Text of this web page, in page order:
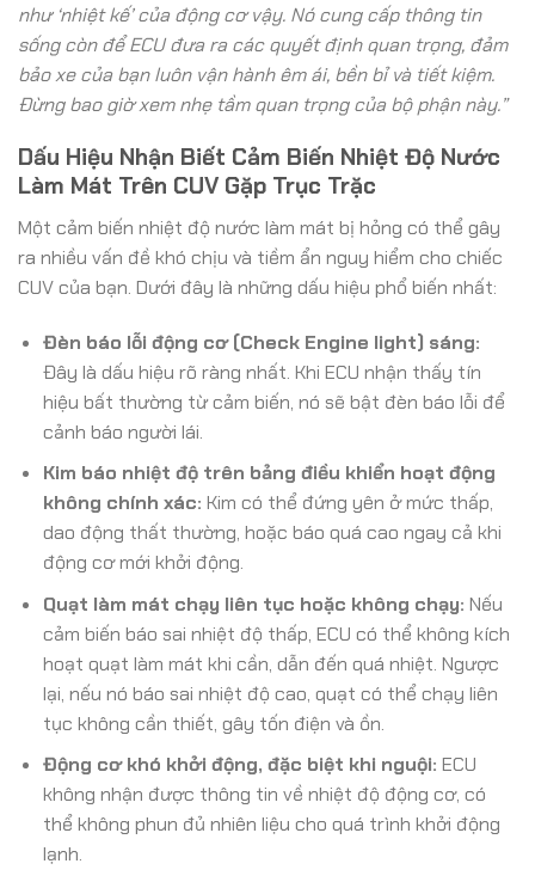
như ‘nhiệt kế’ của động cơ vậy. Nó cung cấp thông tin
sống còn để ECU đưa ra các quyết định quan trọng, đảm
bảo xe của bạn luôn vận hành êm ái, bền bỉ và tiết kiệm.
Đừng bao giờ xem nhẹ tầm quan trọng của bộ phận này.”
Dấu Hiệu Nhận Biết Cảm Biến Nhiệt Độ Nước
Làm Mát Trên CUV Gặp Trục Trặc
Một cảm biến nhiệt độ nước làm mát bị hỏng có thể gây
ra nhiều vấn đề khó chịu và tiềm ẩn nguy hiểm cho chiếc
CUV của bạn. Dưới đây là những dấu hiệu phổ biến nhất:
Đèn báo lỗi động cơ (Check Engine light) sáng:
Đây là dấu hiệu rõ ràng nhất. Khi ECU nhận thấy tín
hiệu bất thường từ cảm biến, nó sẽ bật đèn báo lỗi để
cảnh báo người lái.
Kim báo nhiệt độ trên bảng điều khiển hoạt động
không chính xác: Kim có thể đứng yên ở mức thấp,
dao động thất thường, hoặc báo quá cao ngay cả khi
động cơ mới khởi động.
Quạt làm mát chạy liên tục hoặc không chạy: Nếu
cảm biến báo sai nhiệt độ thấp, ECU có thể không kích
hoạt quạt làm mát khi cần, dẫn đến quá nhiệt. Ngược
lại, nếu nó báo sai nhiệt độ cao, quạt có thể chạy liên
tục không cần thiết, gây tốn điện và ồn.
Động cơ khó khởi động, đặc biệt khi nguội: ECU
không nhận được thông tin về nhiệt độ động cơ, có
thể không phun đủ nhiên liệu cho quá trình khởi động
lạnh.